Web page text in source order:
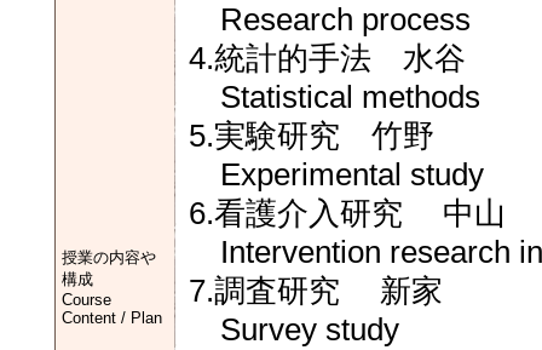
授業の内容や
構成
Course
Content / Plan
Research process
4.統計的手法 水谷
Statistical methods
5.実験研究 竹野
Experimental study
6.看護介入研究 中山
Intervention research
7.調査研究 新家
Survey study